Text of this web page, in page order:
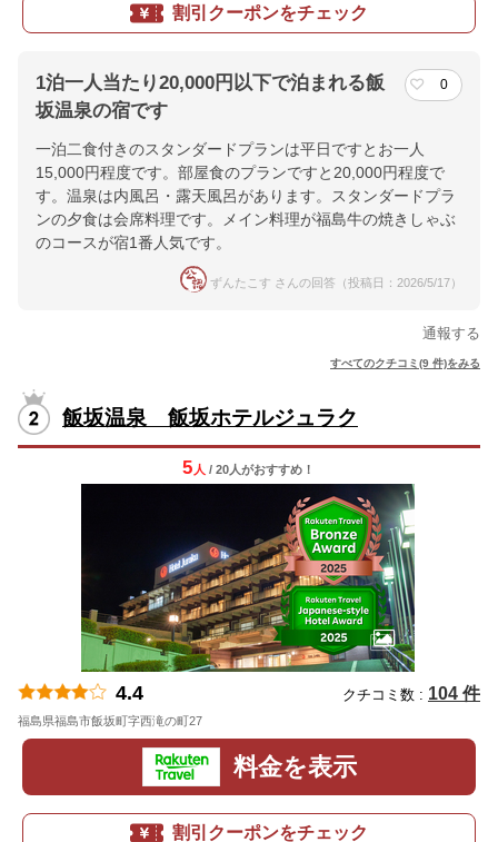
割引クーポンをチェック
1泊一人当たり20,000円以下で泊まれる飯
坂温泉の宿です
0
一泊二食付きのスタンダードプランは平日ですとお一人
15,000円程度です。部屋食のプランですと20,000円程度で
す。温泉は内風呂・露天風呂があります。スタンダードプラ
ンの夕食は会席料理です。メイン料理が福島牛の焼きしゃぶ
のコースが宿1番人気です。
ずんたこす さんの回答（投稿日：2026/5/17）
通報する
すべてのクチコミ(9 件)をみる
飯坂温泉 飯坂ホテルジュラク
5 人 / 20人がおすすめ！
4.4 クチコミ数 : 104 件
福島県福島市飯坂町字西滝の町27
料金を表示
割引クーポンをチェック